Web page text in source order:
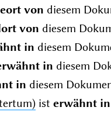
von diesem
von diesem
in diesem
in diesem
in diesem
ist erwähnt in